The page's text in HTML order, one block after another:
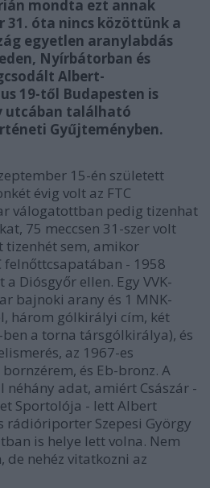
mondta ezt annak
31. óta nincs közöttünk a
egyetlen aranylabdás
Nyírbátorban és
Albert-
19-től Budapesten is
utcában található
Gyűjteményben.
15-én született
évig volt az FTC
válogatottban pedig tizenhat
75 meccsen 31-szer volt
tizenhét sem, amikor
felnőttcsapatában - 1958
Diósgyőr ellen. Egy VVK-
bajnoki arany és 1 MNK-
három gólkirályi cím, két
a torna társgólkirálya), és
az 1967-es
és Eb-bronz. A
néhány adat, amiért Császár -
Sportolója - lett Albert
rádióriporter Szepesi György
is helye lett volna. Nem
de nehéz vitatkozni az